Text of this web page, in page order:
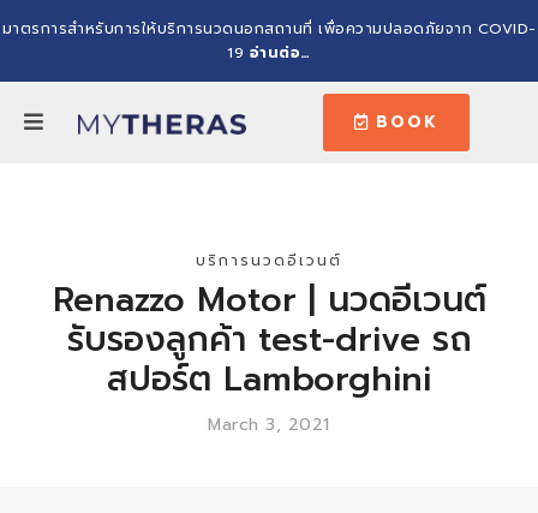
มาตรการสำหรับการให้บริการนวดนอกสถานที่ เพื่อความปลอดภัยจาก COVID-
19 อ่านต่อ…
BOOK
บริการนวดอีเวนต์
Renazzo Motor | นวดอีเวนต์
รับรองลูกค้า test-drive รถ
สปอร์ต Lamborghini
March 3, 2021